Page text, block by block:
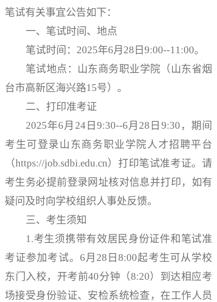
笔试有关事宜公告如下：
一、 笔试时间、地点
笔试时间： 2025年6月 28 日 9:00--11:00。
笔试地点： 山东商务职业学院（山东省烟
台市高新区海兴路15号）。
二、打印准考证
2025年6月 24日 9:30--6月 28 日 9:30 ，期间
考生可登录山东商务职业学院人才招聘平台
（https://job.sdbi.edu.cn） 打印笔试准考证。请
考生务必提前登录网址核对信息并打印，如有
疑问及时向学校组织人事处反馈。
三、考生须知
1.考生须携带有效居民身份证件和笔试准
考证参加考试。 6月 28 日8:00起考生可从学校
东门 入校， 开考前40分钟（8:20）到达相应考
场接受身份验证、安检系统检查，在工作人员